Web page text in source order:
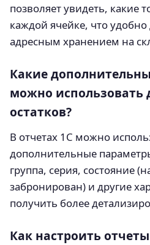
позволяет увидеть, какие
каждой ячейке, что
адресным хранением на
Какие
можно использовать
остатков?
В отчетах 1С можно
дополнительные
группа, серия, состояние
забронирован) и другие
получить более
Как настроить